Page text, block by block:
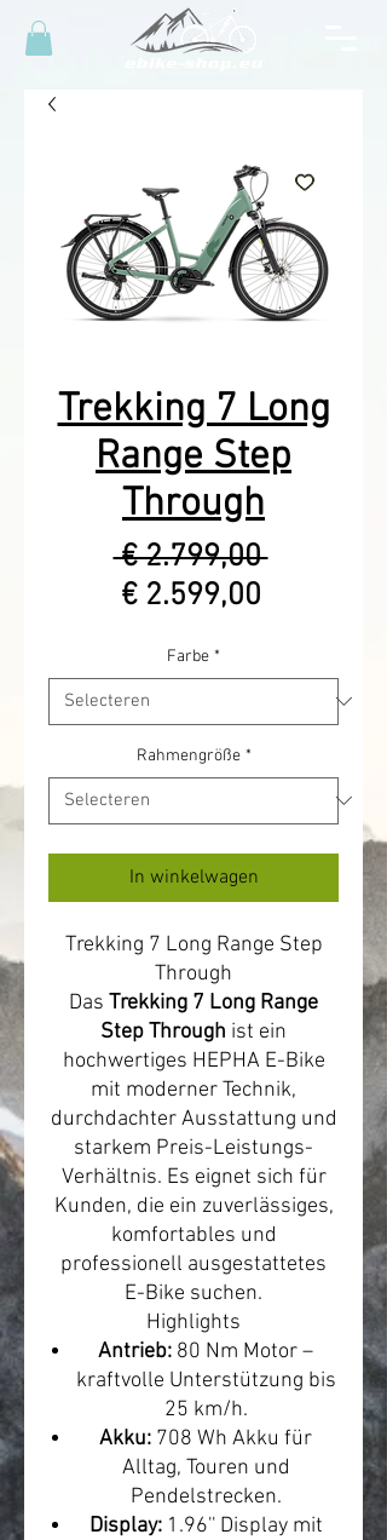
Trekking 7 Long
Range Step
Through
€ 2.799,00 Normale
€ 2.599,00
Farbe *
Rahmengröße *
In winkelwagen
Trekking 7 Long Range Step
Through
Das Trekking 7 Long Range
Step Through ist ein
hochwertiges HEPHA E-Bike
mit moderner Technik,
durchdachter Ausstattung und
starkem Preis-Leistungs-
Verhältnis. Es eignet sich für
Kunden, die ein zuverlässiges,
komfortables und
professionell ausgestattetes
E-Bike suchen.
Highlights
Antrieb: 80 Nm Motor –
kraftvolle Unterstützung bis
25 km/h.
Akku: 708 Wh Akku für
Alltag, Touren und
Pendelstrecken.
Display:1.96'' Display mit